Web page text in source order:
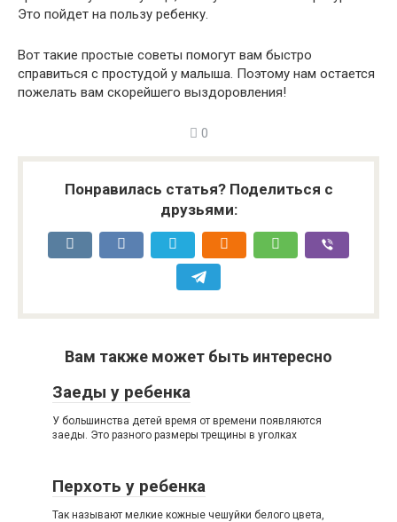
Это пойдет на пользу ребенку.
Вот такие простые советы помогут вам быстро
справиться с простудой у малыша. Поэтому нам остается
пожелать вам скорейшего выздоровления!
0
Понравилась статья? Поделиться с
друзьями:
Вам также может быть интересно
Заеды у ребенка
У большинства детей время от времени появляются
заеды. Это разного размеры трещины в уголках
Перхоть у ребенка
Так называют мелкие кожные чешуйки белого цвета,